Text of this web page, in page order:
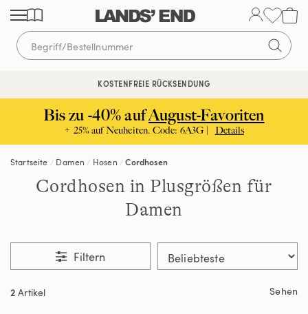
Direkt
zum
Inhalt
Direkt
zur
Navigation
Direkt
zur
Suche
KOSTENFREIE RÜCKSENDUNG
Bis zu -40% aufAugust-Favoriten
+ 25% auf Neuheiten. Code: 6A3G | Details
Startseite Damen Hosen Cordhosen
Cordhosen in Plusgrößen für
Damen
Filtern
2 Artikel Sehen